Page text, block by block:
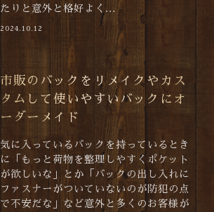
たりと意外と格好よく...
2024.10.12
市販のバックをリメイクやカス
タムして使いやすいバックにオ
ーダーメイド
気に入っているバックを持っているとき
に「もっと荷物を整理しやすくポケット
が欲しいな」とか「バックの出し入れに
ファスナーがついていないのが防犯の点
で不安だな」など意外と多くのお客様が